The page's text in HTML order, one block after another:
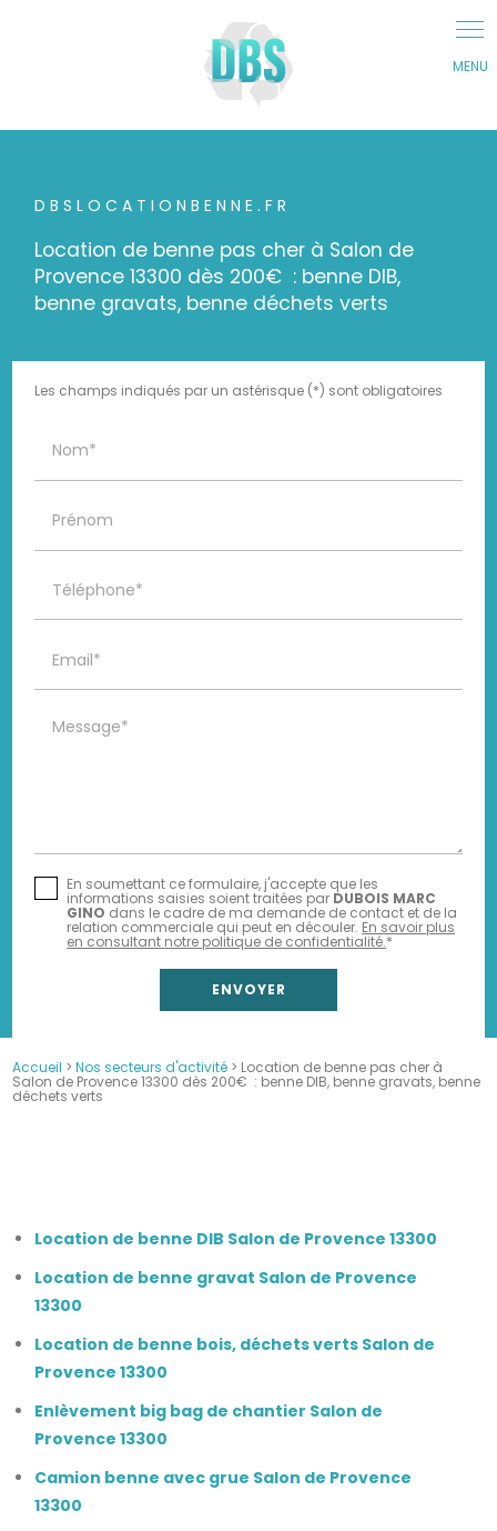
DBSLOCATIONBENNE.FR
Location de benne pas cher à Salon de
Provence 13300 dès 200€ : benne DIB,
benne gravats, benne déchets verts
Les champs indiqués par un astérisque (*) sont obligatoires
Nom*
Prénom
Téléphone*
Email*
Message*
En soumettant ce formulaire, j'accepte que les
informations saisies soient traitées par DUBOIS MARC
GINO dans le cadre de ma demande de contact et de la
relation commerciale qui peut en découler. En savoir plus
en consultant notre politique de confidentialité.*
Accueil >Nos secteurs d'activité > Location de benne pas cher à
Salon de Provence 13300 dès 200€ : benne DIB, benne gravats, benne
déchets verts
Location camion grue avec chauffeur
Enlèvement big bag chantier
Location de benne DIB Salon de Provence 13300
Location de benne gravat Salon de Provence
13300
Location de benne bois, déchets verts Salon de
Provence 13300
Enlèvement big bag de chantier Salon de
Provence 13300
Camion benne avec grue Salon de Provence
13300